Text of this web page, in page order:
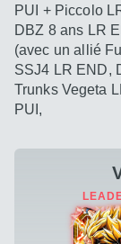
PUI + Piccolo
DBZ 8 ans LR
(avec un allié
SSJ4 LR END,
Trunks Vegeta
PUI,